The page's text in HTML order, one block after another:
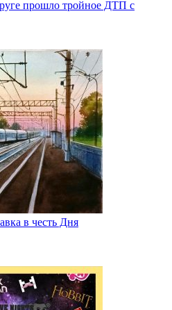
прошло тройное ДТП с
в честь Дня